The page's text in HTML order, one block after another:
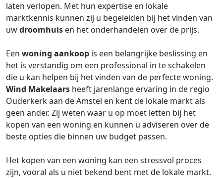
laten verlopen. Met hun expertise en lokale
marktkennis kunnen zij u begeleiden bij het vinden van
uwdroomhuis en het onderhandelen over de prijs.
Een woning aankoop is een belangrijke beslissing en
het is verstandig om een professional in te schakelen
die u kan helpen bij het vinden van de perfecte woning.
Wind Makelaars heeft jarenlange ervaring in de regio
Ouderkerk aan de Amstel en kent de lokale markt als
geen ander. Zij weten waar u op moet letten bij het
kopen van een woning en kunnen u adviseren over de
beste opties die binnen uw budget passen.
Het kopen van een woning kan een stressvol proces
zijn, vooral als u niet bekend bent met de lokale markt.